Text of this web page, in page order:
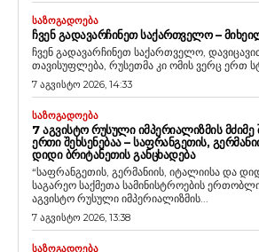
ᲡᲐᲖᲝᲒᲐᲓᲝᲔᲑᲐ
ᲩᲕᲔᲜ ᲒᲐᲓᲐᲕᲐᲠᲩᲘᲜᲔᲗ ᲡᲐᲥᲐᲠᲗᲕᲔᲚᲝ –
ჩვენ გადავარჩინეთ საქართველო,
თავისუფლება, რუსეთმა კი ომის ვერც ერთ
7 აგვისტო 2026, 14:33
ᲡᲐᲖᲝᲒᲐᲓᲝᲔᲑᲐ
7 ᲐᲒᲕᲘᲡᲢᲝ ᲠᲣᲡᲣᲚᲘ ᲘᲛᲞᲔᲠᲘᲐᲚᲘᲖᲛᲘᲡ ᲛᲫᲘᲛᲔ
ᲔᲠᲗᲘ ᲨᲔᲮᲡᲔᲜᲔᲑᲐᲐ – ᲡᲐᲤᲠᲐᲜᲒᲔᲗᲘᲡ,
ᲓᲘᲓᲘ ᲑᲠᲘᲢᲐᲜᲔᲗᲘᲡ ᲒᲐᲜᲪᲮᲐᲓᲔᲑᲐ
“საფრანგეთის, გერმანიის, იტალიისა და
საგარეო საქმეთა სამინისტროების
აგვისტო რუსული იმპერიალიზმის...
7 აგვისტო 2026, 13:38
ᲡᲐᲖᲝᲒᲐᲓᲝᲔᲑᲐ